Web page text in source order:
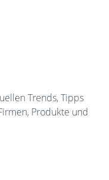
Trends, Tipps
Produkte und